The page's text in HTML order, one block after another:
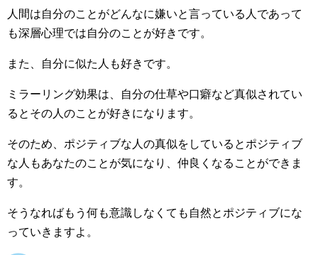
人間は自分のことがどんなに嫌いと言っている人であって
も深層心理では自分のことが好きです。
また、自分に似た人も好きです。
ミラーリング効果は、自分の仕草や口癖など真似されてい
るとその人のことが好きになります。
そのため、ポジティブな人の真似をしているとポジティブ
な人もあなたのことが気になり、仲良くなることができま
す。
そうなればもう何も意識しなくても自然とポジティブにな
っていきますよ。